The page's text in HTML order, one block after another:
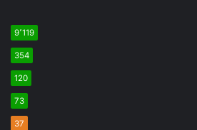
9٬119
354
120
73
37